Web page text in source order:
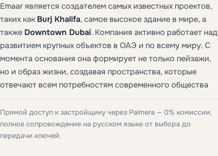
Emaar является создателем самых известных проектов,
таких как Burj Khalifa, самое высокое здание в мире, а
также Downtown Dubai. Компания активно работает над
развитием крупных объектов в ОАЭ и по всему миру. С
момента основания она формирует не только пейзажи,
но и образ жизни, создавая пространства, которые
отвечают всем потребностям современного общества
Прямой доступ к застройщику через Palmera — 0% комиссии,
полное сопровождение на русском языке от выбора до
передачи ключей.